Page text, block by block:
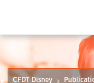
CFDT Disney